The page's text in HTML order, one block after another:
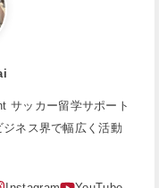
サッカー留学サポート
ネス界で幅広く活動